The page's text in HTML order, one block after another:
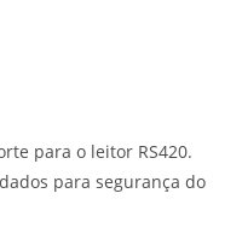
para o leitor RS420.
para segurança do